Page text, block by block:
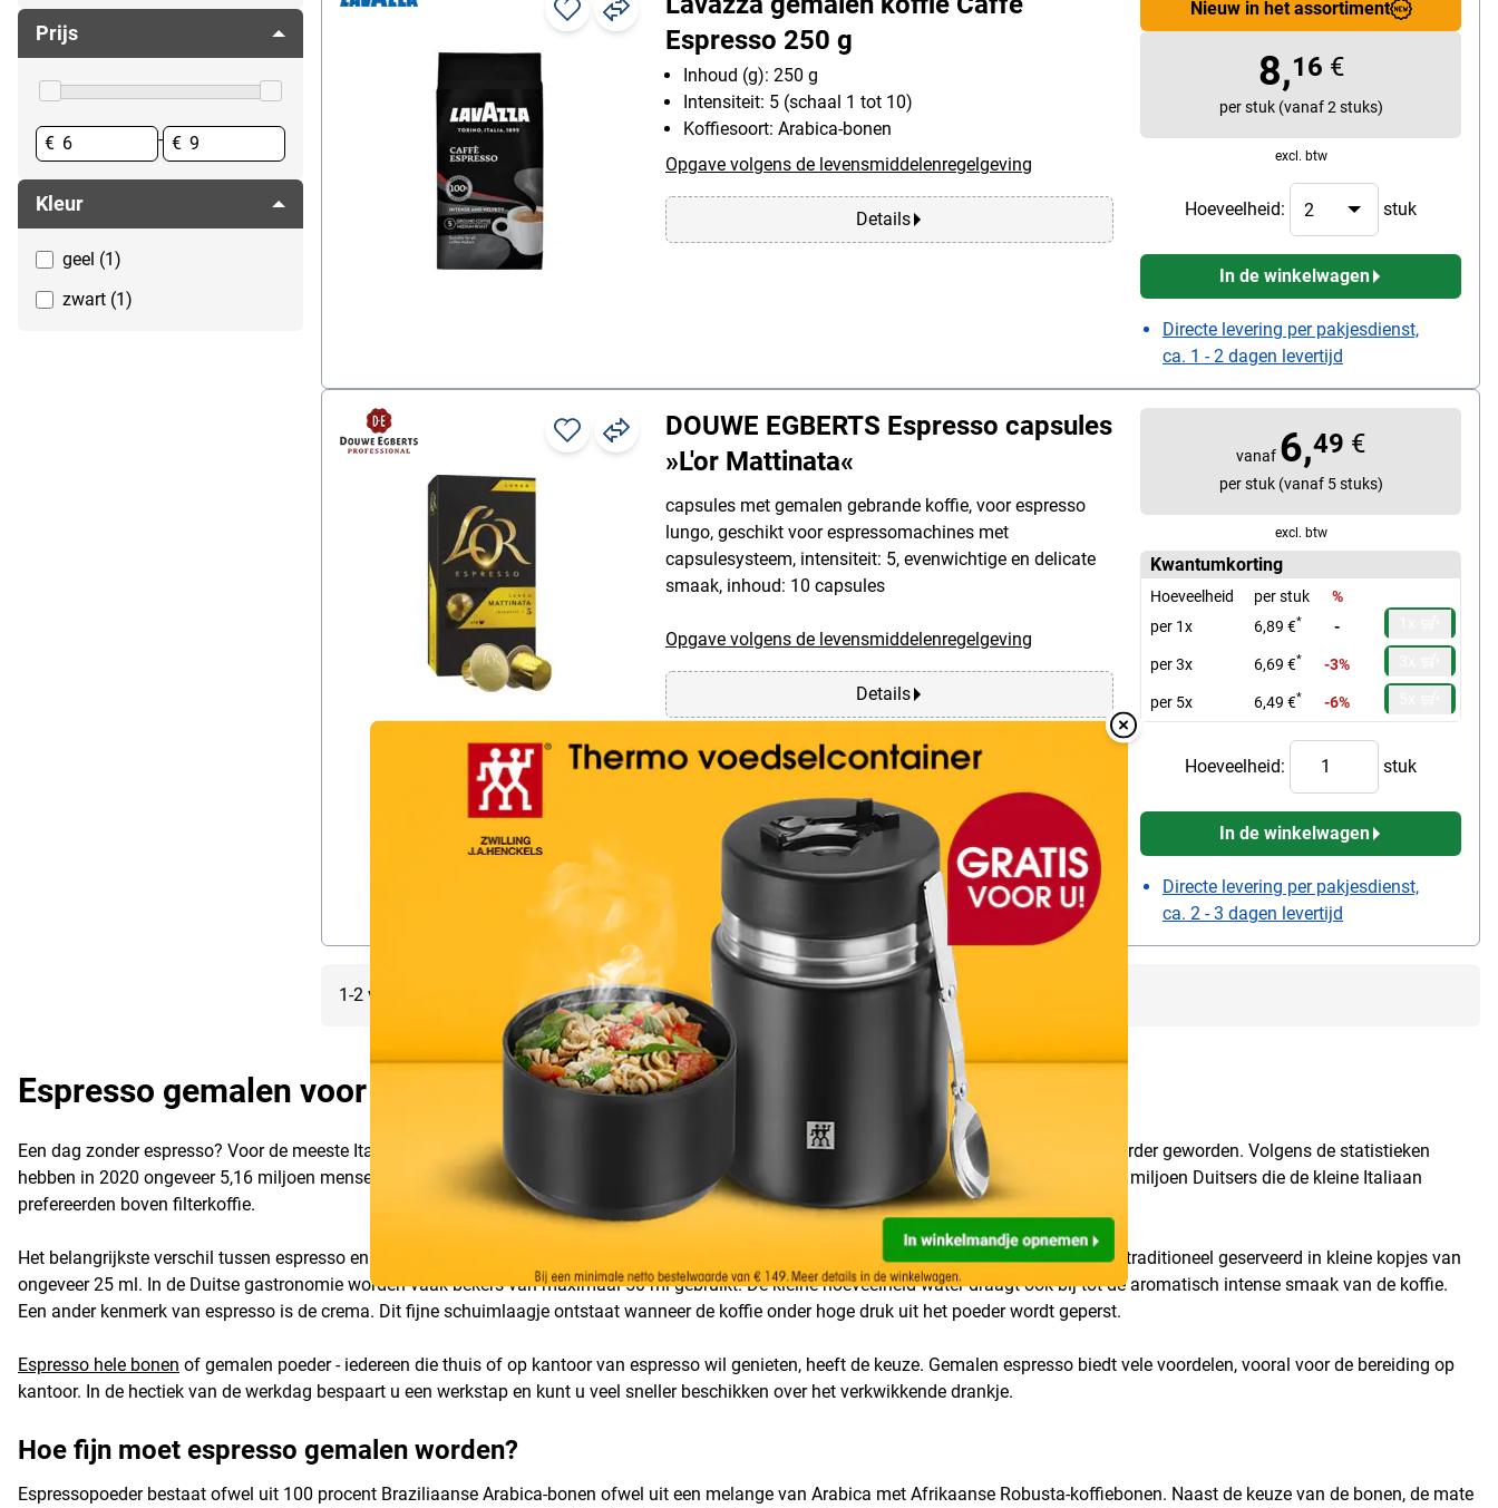
Overlay
Overlay Sluiten
Voeding
Voedingssupplementen
Zoetstof
Prijs
€ - €
Kleur
geel (1)
zwart (1)
Espresso 250 g
Inhoud (g): 250 g
Intensiteit: 5 (schaal 1 tot 10)
Koffiesoort: Arabica-bonen
Opgave volgens de levensmiddelenregelgeving
Details
Nieuw in het assortiment
8,16 €
per stuk (vanaf 2 stuks)
excl. btw
Hoeveelheid: stuk
In de winkelwagen
Directe levering per pakjesdienst,
ca. 1 - 2 dagen levertijd
DOUWE EGBERTS Espresso capsules
»L'or Mattinata«
capsules met gemalen gebrande koffie, voor espresso
lungo, geschikt voor espressomachines met
capsulesysteem, intensiteit: 5, evenwichtige en delicate
smaak, inhoud: 10 capsules
Opgave volgens de levensmiddelenregelgeving
Details
vanaf 6,49 €
per stuk (vanaf 5 stuks)
excl. btw
Kwantumkorting
Hoeveelheid per stuk
%
per 1x
6,89 €* -
per 3x 6,69 €* -3%
per 5x 6,49 €* -6%
Hoeveelheid: stuk
In de winkelwagen
Directe levering per pakjesdienst,
ca. 2 - 3 dagen levertijd
1-2 van 2
Espresso gemalen voor origineel Italiaans koffiegenot
Een dag zonder espresso? Voor de meeste Italianen is dat onvoorstelbaar. Ook in Duitsland is de koffiespecialiteit de laatste jaren veel populairder geworden. Volgens de statistieken
hebben in 2020 ongeveer 5,16 miljoen mensen van 14 jaar en ouder dagelijks espresso of caffé crema gedronken. In 2017 waren het nog 4,56 miljoen Duitsers die de kleine Italiaan
prefereerden boven filterkoffie.
Het belangrijkste verschil tussen espresso en koffie is de donkerdere branding. Dit is verantwoordelijk voor het intense aroma. Espresso wordt traditioneel geserveerd in kleine kopjes van
ongeveer 25 ml. In de Duitse gastronomie worden vaak bekers van maximaal 50 ml gebruikt. De kleine hoeveelheid water draagt ook bij tot de aromatisch intense smaak van de koffie.
Een ander kenmerk van espresso is de crema. Dit fijne schuimlaagje ontstaat wanneer de koffie onder hoge druk uit het poeder wordt geperst.
Espresso hele bonen of gemalen poeder - iedereen die thuis of op kantoor van espresso wil genieten, heeft de keuze. Gemalen espresso biedt vele voordelen, vooral voor de bereiding op
kantoor. In de hectiek van de werkdag bespaart u een werkstap en kunt u veel sneller beschikken over het verkwikkende drankje.
Hoe fijn moet espresso gemalen worden?
Espressopoeder bestaat ofwel uit 100 procent Braziliaanse Arabica-bonen ofwel uit een melange van Arabica met Afrikaanse Robusta-koffiebonen. Naast de keuze van de bonen, de mate